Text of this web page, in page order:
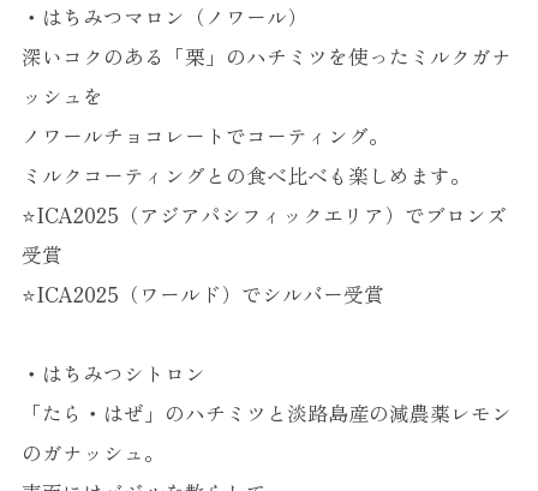
・はちみつマロン（ノワール）
深いコクのある「栗」のハチミツを使ったミルクガナ
ッシュを
ノワールチョコレートでコーティング。
ミルクコーティングとの食べ比べも楽しめます。
⭐️ICA2025（アジアパシフィックエリア）でブロンズ
受賞
⭐️ICA2025（ワールド）でシルバー受賞
・はちみつシトロン
「たら・はぜ」のハチミツと淡路島産の減農薬レモン
のガナッシュ。